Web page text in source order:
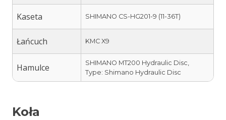
Kaseta SHIMANO CS-HG201-9 (11-36T)
Łańcuch KMC X9
Hamulce
SHIMANO MT200 Hydraulic Disc,
Type: Shimano Hydraulic Disc
Koła